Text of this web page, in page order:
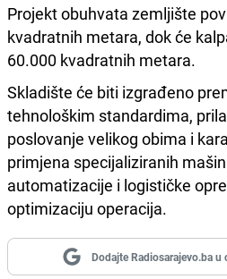
Projekt obuhvata zemljište
kvadratnih metara, dok će
60.000 kvadratnih metara.
Skladište će biti izgrađeno
tehnološkim standardima,
poslovanje velikog obima i
primjena specijaliziranih
automatizacije i logističke
optimizaciju operacija.
Dodajte Radiosarajevo.ba u